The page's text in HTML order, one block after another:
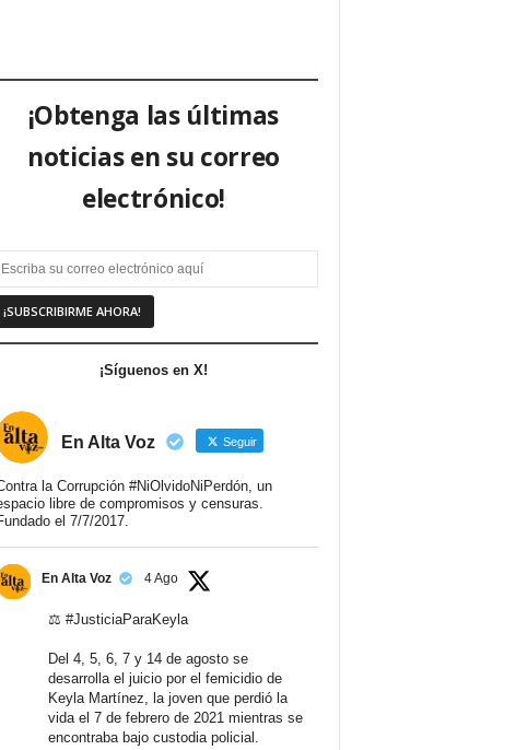
¡Obtenga las últimas
noticias en su correo
electrónico!
¡Síguenos en X!
En Alta Voz Seguir
la Corrupción #NiOlvidoNiPerdón, un
libre de compromisos y censuras.
el 7/7/2017.
En Alta Voz 4 Ago
⚖️ #JusticiaParaKeyla
Del 4, 5, 6, 7 y 14 de agosto se
desarrolla el juicio por el femicidio de
Keyla Martínez, la joven que perdió la
vida el 7 de febrero de 2021 mientras se
encontraba bajo custodia policial.